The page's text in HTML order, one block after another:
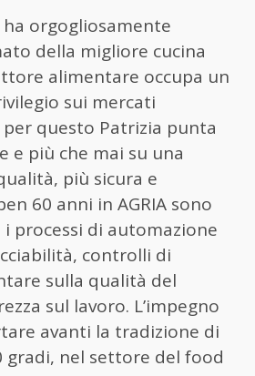
ha orgogliosamente
della migliore cucina
alimentare occupa un
sui mercati
questo Patrizia punta
e più che mai su una
più sicura e
60 anni in AGRIA sono
processi di automazione
controlli di
sulla qualità del
sul lavoro. L’impegno
avanti la tradizione di
gradi, nel settore del food